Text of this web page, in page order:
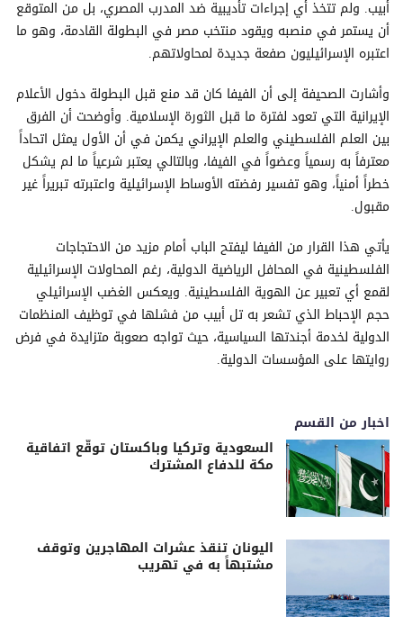
أبيب. ولم تتخذ أي إجراءات تأديبية ضد المدرب المصري، بل من المتوقع
أن يستمر في منصبه ويقود منتخب مصر في البطولة القادمة، وهو ما
اعتبره الإسرائيليون صفعة جديدة لمحاولاتهم.
وأشارت الصحيفة إلى أن الفيفا كان قد منع قبل البطولة دخول الأعلام
الإيرانية التي تعود لفترة ما قبل الثورة الإسلامية. وأوضحت أن الفرق
بين العلم الفلسطيني والعلم الإيراني يكمن في أن الأول يمثل اتحاداً
معترفاً به رسمياً وعضواً في الفيفا، وبالتالي يعتبر شرعياً ما لم يشكل
خطراً أمنياً، وهو تفسير رفضته الأوساط الإسرائيلية واعتبرته تبريراً غير
مقبول.
يأتي هذا القرار من الفيفا ليفتح الباب أمام مزيد من الاحتجاجات
الفلسطينية في المحافل الرياضية الدولية، رغم المحاولات الإسرائيلية
لقمع أي تعبير عن الهوية الفلسطينية. ويعكس الغضب الإسرائيلي
حجم الإحباط الذي تشعر به تل أبيب من فشلها في توظيف المنظمات
الدولية لخدمة أجندتها السياسية، حيث تواجه صعوبة متزايدة في فرض
روايتها على المؤسسات الدولية.
اخبار من القسم
السعودية وتركيا وباكستان توقّع اتفاقية
مكة للدفاع المشترك
اليونان تنقذ عشرات المهاجرين وتوقف
مشتبهاً به في تهريب